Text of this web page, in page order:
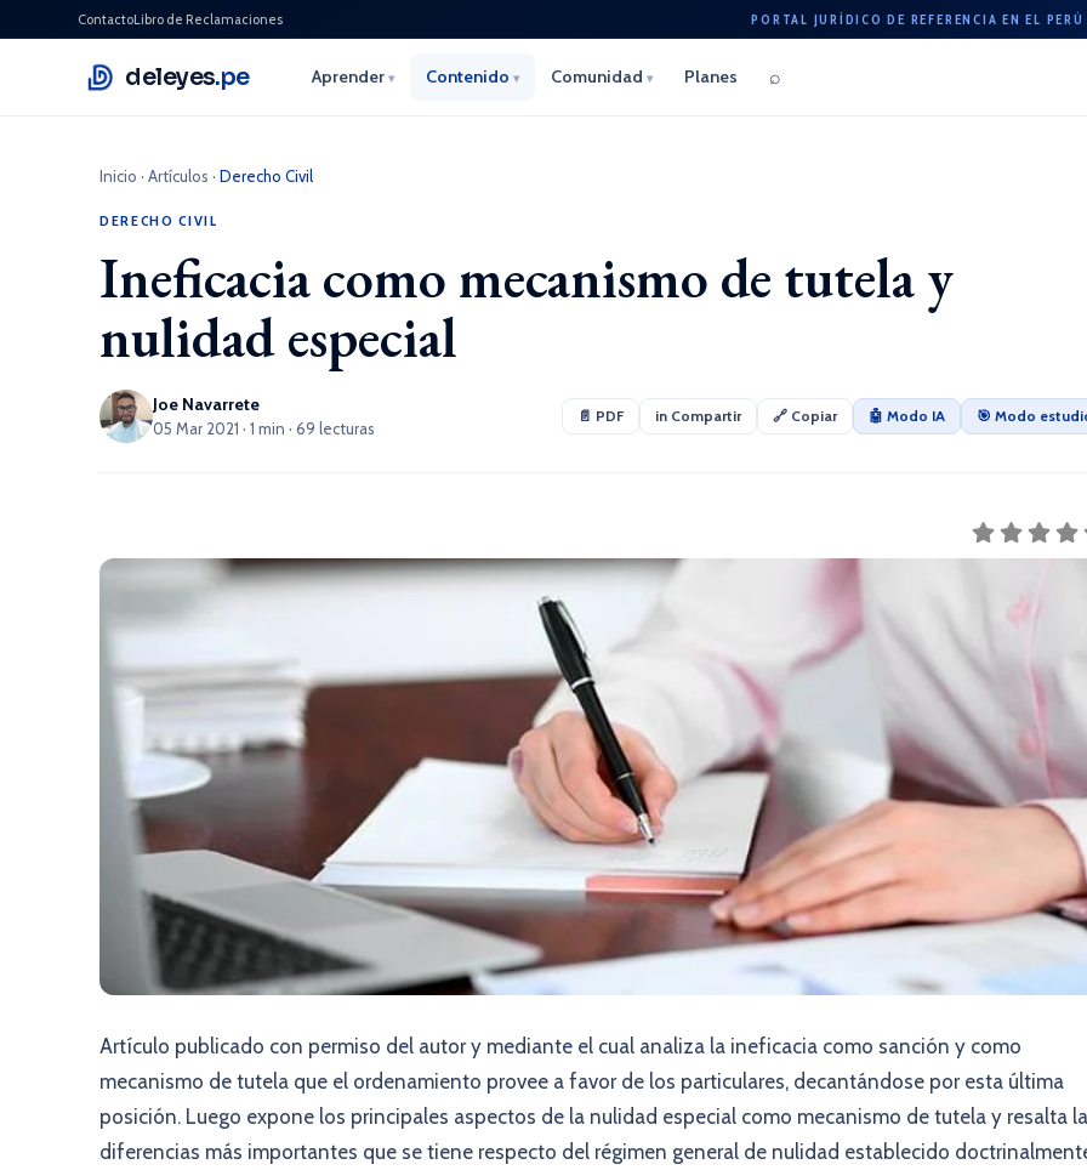
ContactoLibro de Reclamaciones PORTAL JURÍDICO DE REFERENCIA EN EL PERÚ
deleyes.pe Aprender ▾ Contenido ▾ Comunidad ▾ Planes ⌕
Inicio · Artículos · Derecho Civil
DERECHO CIVIL
Ineficacia como mecanismo de tutela y
nulidad especial
Joe Navarrete
05 Mar 2021 · 1 min · 69 lecturas
📄 PDF in Compartir 🔗 Copiar 🤖 Modo IA 🎯 Modo
Artículo publicado con permiso del autor y mediante el cual analiza la ineficacia como sanción y como
mecanismo de tutela que el ordenamiento provee a favor de los particulares, decantándose por esta última
posición. Luego expone los principales aspectos de la nulidad especial como mecanismo de tutela y resalta
diferencias más importantes que se tiene respecto del régimen general de nulidad establecido